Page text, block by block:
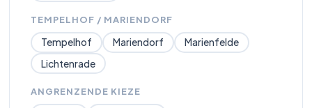
TEMPELHOF / MARIENDORF
Tempelhof Mariendorf
Marienfelde
Lichtenrade
ANGRENZENDE KIEZE